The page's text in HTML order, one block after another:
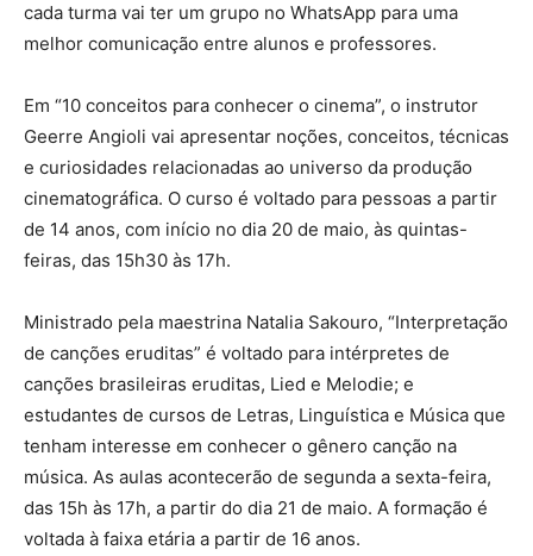
cada turma vai ter um grupo no WhatsApp para uma
melhor comunicação entre alunos e professores.
Em “10 conceitos para conhecer o cinema”, o instrutor
Geerre Angioli vai apresentar noções, conceitos, técnicas
e curiosidades relacionadas ao universo da produção
cinematográfica. O curso é voltado para pessoas a partir
de 14 anos, com início no dia 20 de maio, às quintas-
feiras, das 15h30 às 17h.
Ministrado pela maestrina Natalia Sakouro, “Interpretação
de canções eruditas” é voltado para intérpretes de
canções brasileiras eruditas, Lied e Melodie; e
estudantes de cursos de Letras, Linguística e Música que
tenham interesse em conhecer o gênero canção na
música. As aulas acontecerão de segunda a sexta-feira,
das 15h às 17h, a partir do dia 21 de maio. A formação é
voltada à faixa etária a partir de 16 anos.